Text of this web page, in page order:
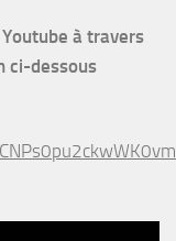
à travers
ci-dessous